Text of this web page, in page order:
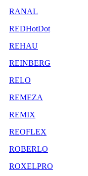
RANAL
REDHotDot
REHAU
REINBERG
RELO
REMEZA
REMIX
REOFLEX
ROBERLO
ROXELPRO